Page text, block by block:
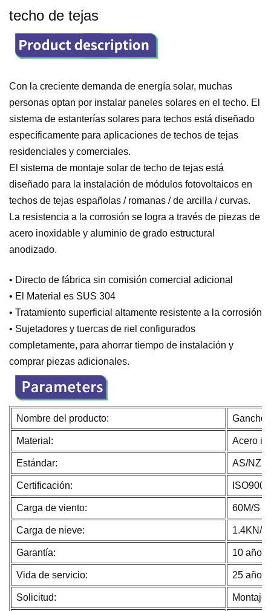
techo de tejas
Con la creciente demanda de energía solar, muchas
personas optan por instalar paneles solares en el techo. El
sistema de estanterías solares para techos está diseñado
específicamente para aplicaciones de techos de tejas
residenciales y comerciales.
El sistema de montaje solar de techo de tejas está
diseñado para la instalación de módulos fotovoltaicos en
techos de tejas españolas / romanas / de arcilla / curvas.
La resistencia a la corrosión se logra a través de piezas de
acero inoxidable y aluminio de grado estructural
anodizado.
• Directo de fábrica sin comisión comercial adicional
• El Material es SUS 304
• Tratamiento superficial altamente resistente a la corrosión
• Sujetadores y tuercas de riel configurados
completamente, para ahorrar tiempo de instalación y
comprar piezas adicionales.
Nombre del producto: Gancho
Material: Acero
Estándar: AS/NZS
Certificación:
Carga de viento: 60M/S
Carga de nieve: 1.4KN/
Garantía: 10 años
Vida de servicio: 25 años
Solicitud: Montaje